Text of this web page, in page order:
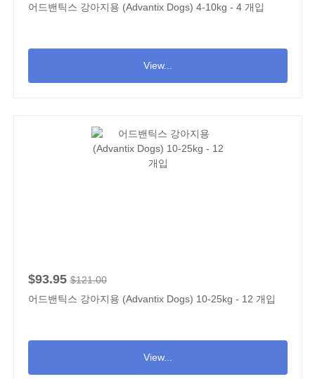
어드밴틱스 강아지용 (Advantix Dogs) 4-10kg - 4 개입
View...
$93.95 $121.00
어드밴틱스 강아지용 (Advantix Dogs) 10-25kg - 12 개입
View...